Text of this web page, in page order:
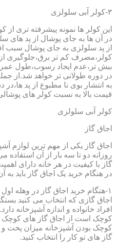
۳-کولر آبی سلولزی
این کولر ها نمونه پیشرفته تری
در آن ها به جای پوشال از پد های
از پد سلولزی به جای پوشال سبب
کولر،مصرف کم تر برق،جلوگیری
بیش تر،عدم ایجاد رسوب،طول عمر
در دوره طولانی تر خواهد شد.از
به انتشار بوی نا مطبوع از پد
قیمت بالا به نسبت کولر های
کولر آبی سلولزی
اجاق گاز
اجاق گاز یکی از مهم ترین لوازم
روزانه دو تا سه بار از آن استفاده
گاز با کیفیت در هر خانه دارای
در هنگام خرید یک اجاق گاز باید
۱-هنگام خرید اجاق گاز در وهله اول
اجاق گازی که انتخاب می کنید
افراد خانواده و اندازه آشپزخانه
کوچک است از اجاق گاز های کوچک
کوچک بودن آشپزخانه میزان پخت و
گاز های تو کار را انتخاب کنید.